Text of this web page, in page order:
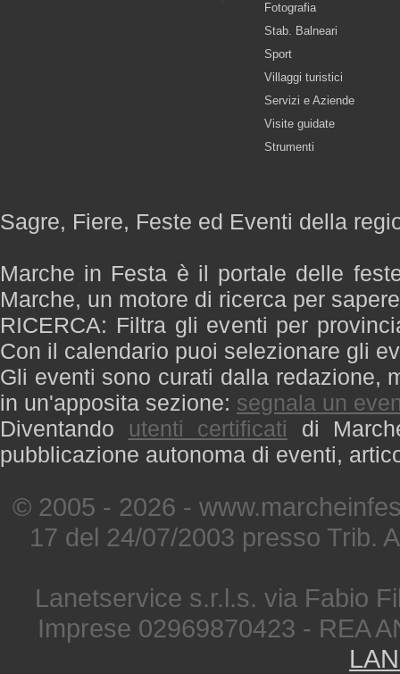
Fotografia
Stab. Balneari
Sport
Villaggi turistici
Servizi e Aziende
Visite guidate
Strumenti
Sagre, Fiere, Feste ed Eventi della
Marche in Festa è il portale delle
Marche, un motore di ricerca per
RICERCA: Filtra gli eventi per
Con il calendario puoi selezionare gli
Gli eventi sono curati dalla redazione,
in un'apposita sezione: segnala un
Diventando utenti certificati di
pubblicazione autonoma di eventi,
© 2005 - 2026 -
17 del 24/07/2003 presso Trib.
Lanetservice s.r.l.s. via Fabio
Imprese 02969870423 - REA